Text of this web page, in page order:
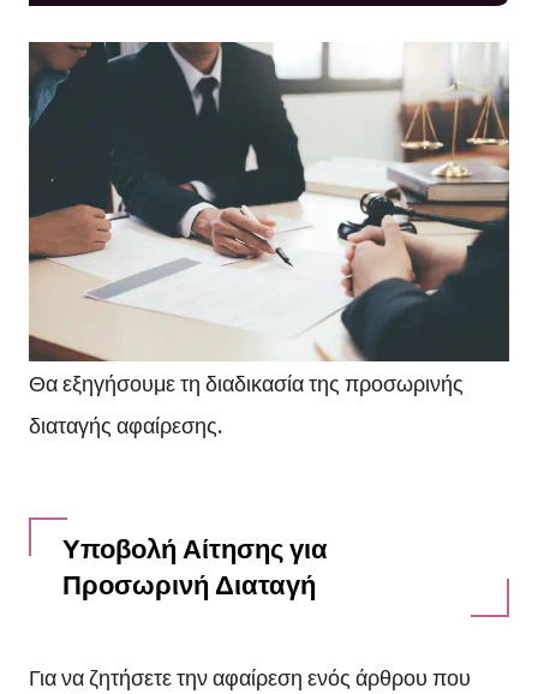
Θα εξηγήσουμε τη διαδικασία της προσωρινής
διαταγής αφαίρεσης.
Υποβολή Αίτησης για
Προσωρινή Διαταγή
Για να ζητήσετε την αφαίρεση ενός άρθρου που